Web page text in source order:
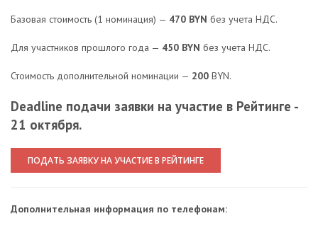
Базовая стоимость (1 номинация) — 470 BYN без учета НДС.
Для участников прошлого года — 450 BYN без учета НДС.
Стоимость дополнительной номинации — 200 BYN.
Deadline подачи заявки на участие в Рейтинге -
21 октября.
ПОДАТЬ ЗАЯВКУ НА УЧАСТИЕ В РЕЙТИНГЕ
Дополнительная информация по телефонам: